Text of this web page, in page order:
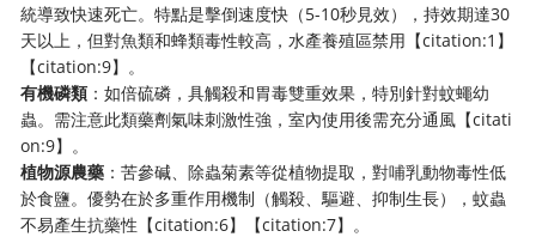
統導致快速死亡。特點是擊倒速度快（5-10秒見效），持效期達30
天以上，但對魚類和蜂類毒性較高，水產養殖區禁用【citation:1】
【citation:9】。
有機磷類 ：如倍硫磷，具觸殺和胃毒雙重效果，特別針對蚊蠅幼
蟲。需注意此類藥劑氣味刺激性強，室內使用後需充分通風【citati
on:9】。
植物源農藥 ：苦參碱、除蟲菊素等從植物提取，對哺乳動物毒性低
於食鹽。優勢在於多重作用機制（觸殺、驅避、抑制生長），蚊蟲
不易產生抗藥性【citation:6】【citation:7】。